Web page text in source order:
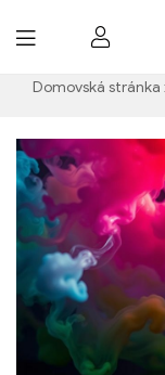
Domovská stránka